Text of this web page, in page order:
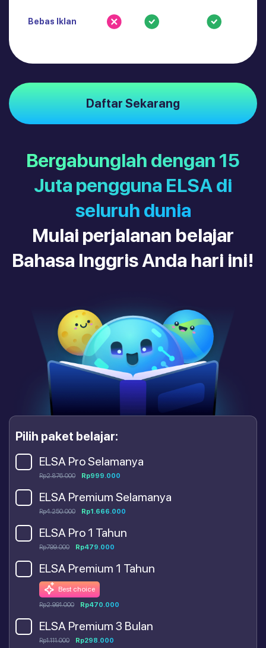
Bebas Iklan
Daftar Sekarang
Bergabunglah dengan 15
Juta pengguna ELSA di
seluruh dunia
Mulai perjalanan belajar
Bahasa Inggris Anda hari ini!
Pilih paket belajar:
ELSA Pro Selamanya
Rp2.876.000 Rp999.000
ELSA Premium Selamanya
Rp4.250.000 Rp1.666.000
ELSA Pro 1 Tahun
Rp799.000 Rp479.000
ELSA Premium 1 Tahun
Best choice
Rp2.991.000 Rp470.000
ELSA Premium 3 Bulan
Rp1.111.000 Rp298.000